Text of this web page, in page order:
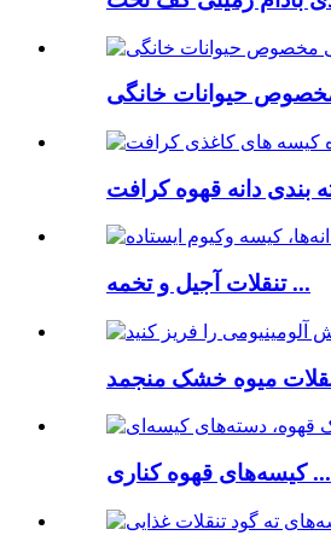
تنقلات آجیل و تخمه ...
کیسه‌های قهوه کناری ...